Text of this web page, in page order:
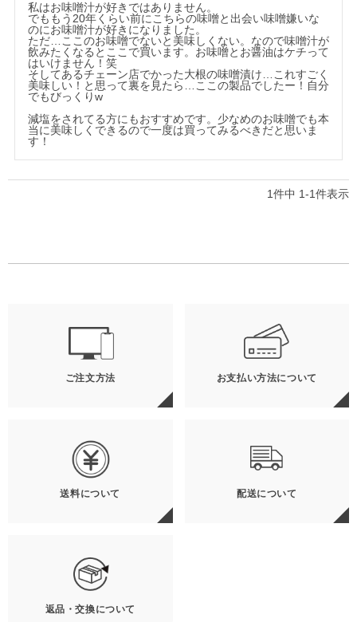
私はお味噌汁が好きではありません。
でももう20年くらい前にこちらの味噌と出会い味噌嫌いな
のにお味噌汁が好きになりました。
ただ…ここのお味噌でないと美味しくない。なので味噌汁が
飲みたくなるとここで買います。お味噌とお醤油はケチって
はいけません！笑
そしてあるチェーン店でかった大根の味噌漬け…これすごく
美味しい！と思って裏を見たら…ここの製品でしたー！自分
でもびっくりw
減塩をされてる方にもおすすめです。少なめのお味噌でも本
当に美味しくできるので一度は買ってみるべきだと思いま
1件中 1-1件表示
ご注文方法 お支払い方法について
送料について 配送について
返品・交換について